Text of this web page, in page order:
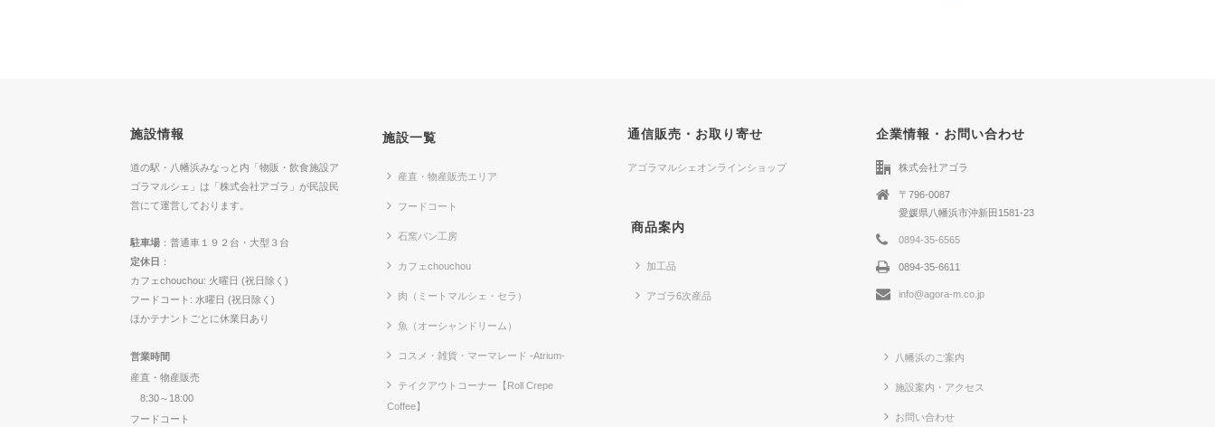
施設情報
道の駅・八幡浜みなっと内「物販・飲食施設ア
ゴラマルシェ」は「株式会社アゴラ」が民設民
営にて運営しております。
駐車場 ：普通車１９２台・大型３台
定休日 ：
カフェchouchou: 火曜日 (祝日除く)
フードコート: 水曜日 (祝日除く)
ほかテナントごとに休業日あり
営業時間
産直・物産販売
8:30～18:00
フードコート
施設一覧
産直・物産販売エリア
フードコート
石窯パン工房
カフェchouchou
肉（ミートマルシェ・セラ）
魚（オーシャンドリーム）
コスメ・雑貨・マーマレード -Atrium-
テイクアウトコーナー【Roll Crepe
Coffee】
通信販売・お取り寄せ
アゴラマルシェオンラインショップ
商品案内
加工品
アゴラ6次産品
企業情報・お問い合わせ
株式会社アゴラ
〒796-0087
愛媛県八幡浜市沖新田1581-23
0894-35-6565
0894-35-6611
info@agora-m.co.jp
八幡浜のご案内
施設案内・アクセス
お問い合わせ